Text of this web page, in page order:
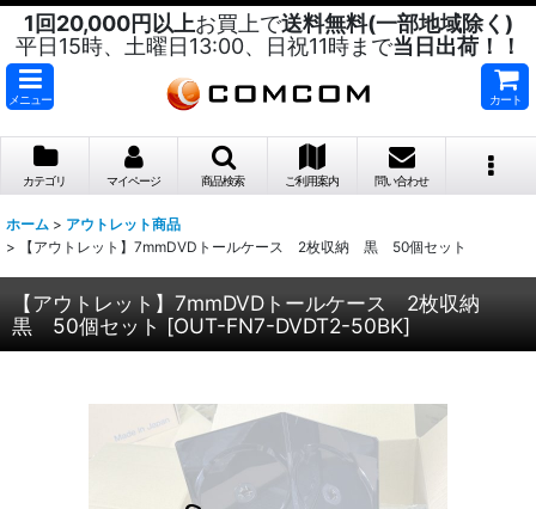
1回20,000円以上お買上で送料無料(一部地域除く)
平日15時、土曜日13:00、日祝11時まで当日出荷！！
メニュー カート
カテゴリ マイページ 商品検索 ご利用案内 問い合わせ
ホーム > アウトレット商品
>
【アウトレット】7mmDVDトールケース 2枚収納 黒 50個セット
【アウトレット】7mmDVDトールケース 2枚収納
黒 50個セット [OUT-FN7-DVDT2-50BK]